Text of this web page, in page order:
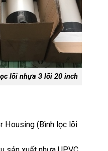
lõi nhựa 3 lõi 20 inch
Housing (Bình lọc lõi